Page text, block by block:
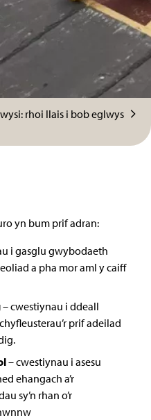
rhoi llais i bob eglwys
yn bum prif adran:
i gasglu gwybodaeth
a pha mor aml y caiff
– cwestiynau i ddeall
prif adeilad
– cwestiynau i asesu
ehangach a’r
sy’n rhan o’r